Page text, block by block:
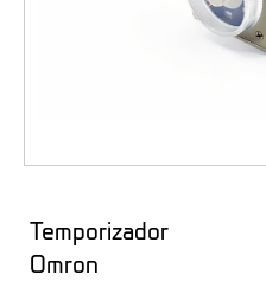
Temporizador
Omron